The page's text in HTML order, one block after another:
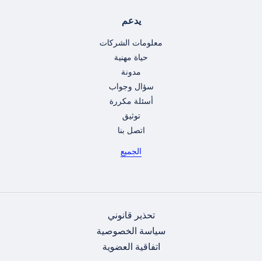
يدعم
معلومات الشركات
حياة مهنية
مدونة
سؤال وجواب
أسئلة مكررة
توثيق
اتصل بنا
الجميع
تحذير قانوني
سياسة الخصوصية
اتفاقية العضوية